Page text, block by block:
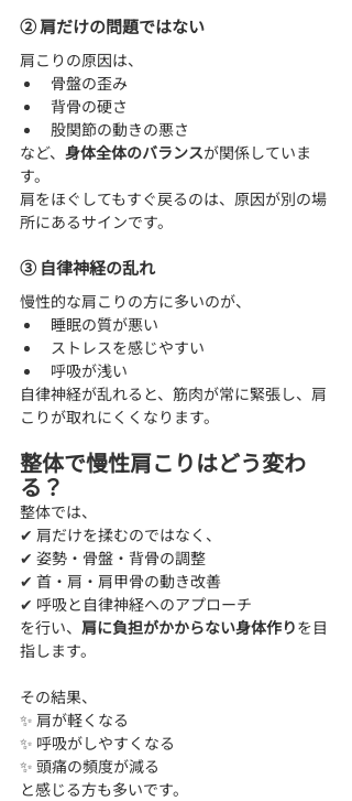
② 肩だけの問題ではない
肩こりの原因は、
骨盤の歪み
背骨の硬さ
股関節の動きの悪さ
など、 身体全体のバランスが関係していま
す。
肩をほぐしてもすぐ戻るのは、原因が別の場
所にあるサインです。
③ 自律神経の乱れ
慢性的な肩こりの方に多いのが、
睡眠の質が悪い
ストレスを感じやすい
呼吸が浅い
自律神経が乱れると、筋肉が常に緊張し、肩
こりが取れにくくなります。
整体で慢性肩こりはどう変わ
る？
整体では、
✔ 肩だけを揉むのではなく、
✔ 姿勢・骨盤・背骨の調整
✔ 首・肩・肩甲骨の動き改善
✔ 呼吸と自律神経へのアプローチ
を行い、 肩に負担がかからない身体作りを目
指します。
その結果、
✨ 肩が軽くなる
✨ 呼吸がしやすくなる
✨ 頭痛の頻度が減る
と感じる方も多いです。